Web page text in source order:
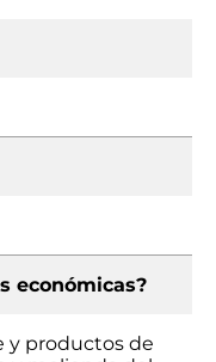
económicas?
y productos de